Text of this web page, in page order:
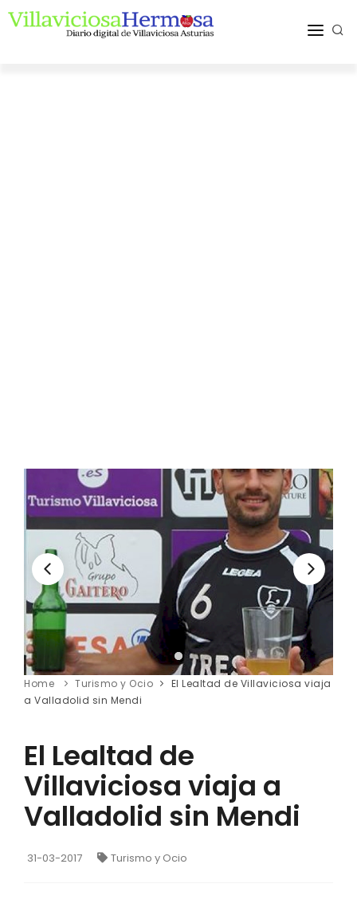
Home Turismo y Ocio
El Lealtad de Villaviciosa viaja
a Valladolid sin Mendi
El Lealtad de
Villaviciosa viaja a
Valladolid sin Mendi
31-03-2017 Turismo y Ocio